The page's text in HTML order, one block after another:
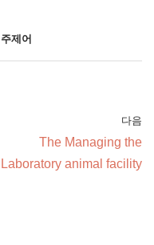
주제어
다음
The Managing the
Laboratory animal facility